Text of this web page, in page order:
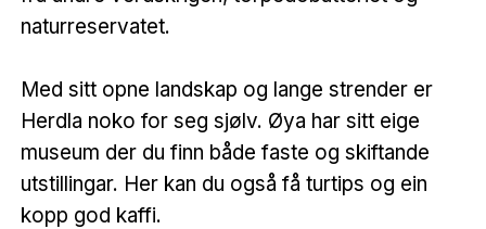
naturreservatet.
Med sitt opne landskap og lange strender er
Herdla noko for seg sjølv. Øya har sitt eige
museum der du finn både faste og skiftande
utstillingar. Her kan du også få turtips og ein
kopp god kaffi.